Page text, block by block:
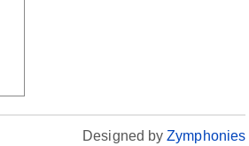
Designed byZymphonies